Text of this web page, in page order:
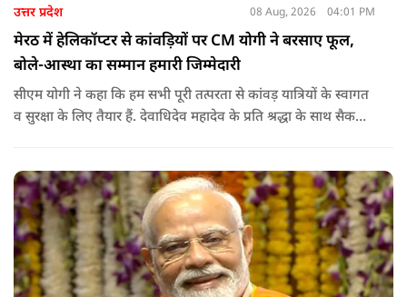
उत्तर प्रदेश 08 Aug, 2026 04:01 PM
मेरठ में हेलिकॉप्टर से कांवड़ियों पर CM योगी ने बरसाए फूल,
बोले-आस्था का सम्मान हमारी जिम्मेदारी
सीएम योगी ने कहा कि हम सभी पूरी तत्परता से कांवड़ यात्रियों के स्वागत
व सुरक्षा के लिए तैयार हैं. देवाधिदेव महादेव के प्रति श्रद्धा के साथ सैकड़ों
पात, क्षेत्र व प्रांत की सीमाओं से ऊपर उठकर उनकी हर श्वांस शिव के नाम
है.